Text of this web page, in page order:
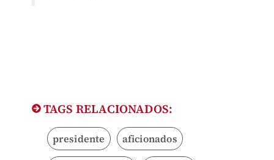
TAGS RELACIONADOS:
presidente aficionados